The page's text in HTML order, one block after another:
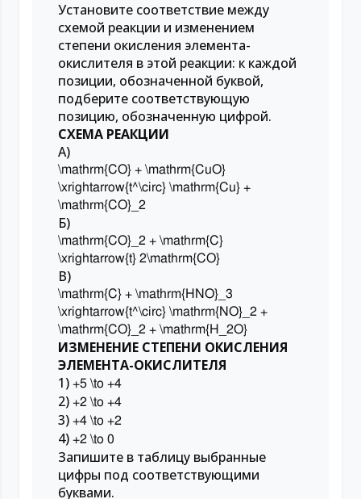
Установите соответствие между
схемой реакции и изменением
степени окисления элемента-
окислителя в этой реакции: к каждой
позиции, обозначенной буквой,
подберите соответствующую
позицию, обозначенную цифрой.
СХЕМА РЕАКЦИИ
A)
\mathrm{CO} + \mathrm{CuO}
\xrightarrow{t^\circ} \mathrm{Cu} +
\mathrm{CO}_2
Б)
\mathrm{CO}_2 + \mathrm{C}
\xrightarrow{t} 2\mathrm{CO}
В)
\mathrm{C} + \mathrm{HNO}_3
\xrightarrow{t^\circ} \mathrm{NO}_2 +
\mathrm{CO}_2 + \mathrm{H_2O}
ИЗМЕНЕНИЕ СТЕПЕНИ ОКИСЛЕНИЯ
ЭЛЕМЕНТА-ОКИСЛИТЕЛЯ
1)+5 \to +4
2)+2 \to +4
3)+4 \to +2
4)+2 \to 0
Запишите в таблицу выбранные
цифры под соответствующими
буквами.